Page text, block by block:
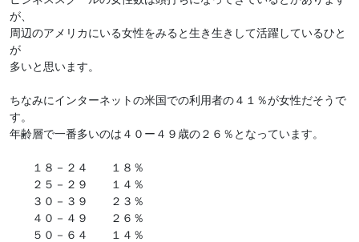
が、
周辺のアメリカにいる女性をみると生き生きして活躍しているひと
が
多いと思います。
ちなみにインターネットの米国での利用者の４１％が女性だそうで
す。
年齢層で一番多いのは４０ー４９歳の２６％となっています。
１８－２４ １８％
２５－２９ １４％
３０－３９ ２３％
４０－４９ ２６％
５０－６４ １４％